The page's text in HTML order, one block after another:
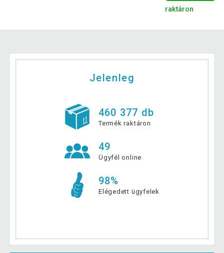
raktáron
Jelenleg
460 377 db
Termék raktáron
49
Ügyfél online
98%
Elégedett ügyfelek